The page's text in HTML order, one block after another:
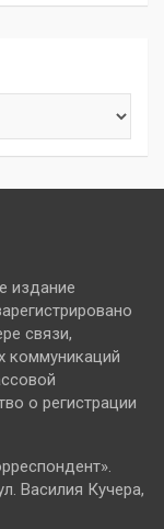
издание
связи,
коммуникаций
о регистрации
Василия Кучера,